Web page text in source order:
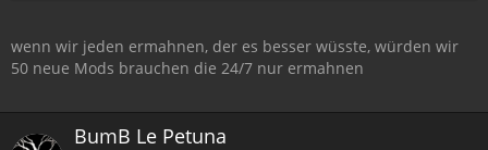
wenn wir jeden ermahnen, der es besser wüsste, würden wir
50 neue Mods brauchen die 24/7 nur ermahnen
BumB Le Petuna